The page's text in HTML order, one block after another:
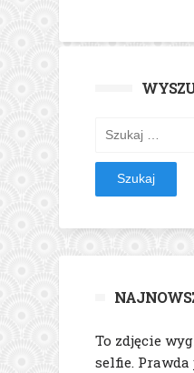
Szukaj:
To zdjęcie
selfie. Prawda